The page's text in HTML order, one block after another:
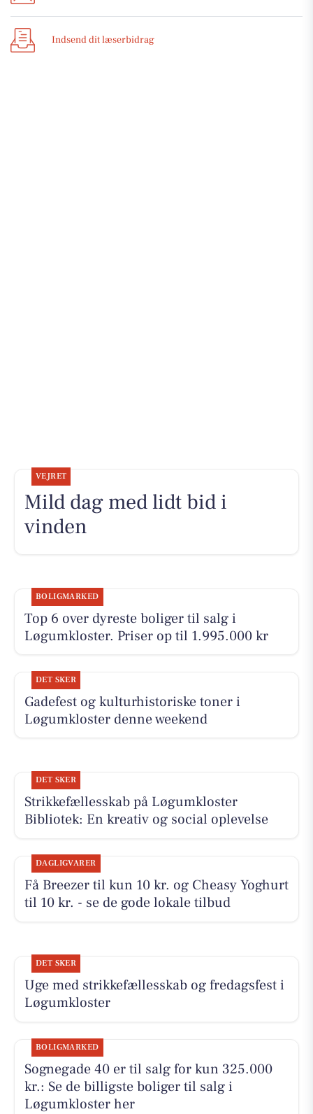
Indsend dit læserbidrag
VEJRET
Mild dag med lidt bid i
vinden
BOLIGMARKED
Top 6 over dyreste boliger til salg i
Løgumkloster. Priser op til 1.995.000 kr
DET SKER
Gadefest og kulturhistoriske toner i
Løgumkloster denne weekend
DET SKER
Strikkefællesskab på Løgumkloster
Bibliotek: En kreativ og social oplevelse
DAGLIGVARER
Få Breezer til kun 10 kr. og Cheasy Yoghurt
til 10 kr. - se de gode lokale tilbud
DET SKER
Uge med strikkefællesskab og fredagsfest i
Løgumkloster
BOLIGMARKED
Sognegade 40 er til salg for kun 325.000
kr.: Se de billigste boliger til salg i
Løgumkloster her